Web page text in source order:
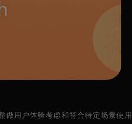
用户体验考虑和符合特定场景使用